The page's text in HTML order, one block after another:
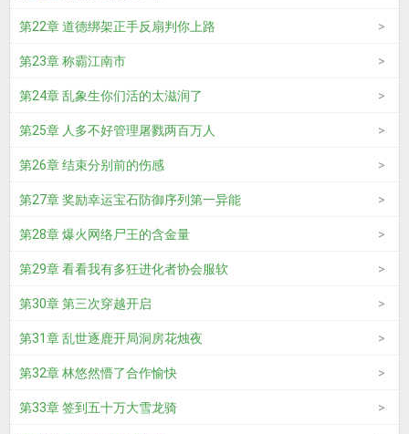
第22章 道德绑架正手反扇判你上路
第23章 称霸江南市
第24章 乱象生你们活的太滋润了
第25章 人多不好管理屠戮两百万人
第26章 结束分别前的伤感
第27章 奖励幸运宝石防御序列第一异能
第28章 爆火网络尸王的含金量
第29章 看看我有多狂进化者协会服软
第30章 第三次穿越开启
第31章 乱世逐鹿开局洞房花烛夜
第32章 林悠然懵了合作愉快
第33章 签到五十万大雪龙骑